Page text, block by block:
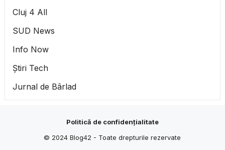
Cluj 4 All
SUD News
Info Now
Știri Tech
Jurnal de Bârlad
Politică de confidențialitate
© 2024Blog42 - Toate drepturile rezervate